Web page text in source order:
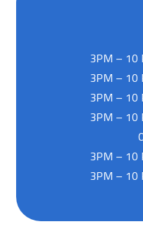
3PM – 10
3PM – 10
3PM – 10
3PM – 10
3PM – 10
3PM – 10